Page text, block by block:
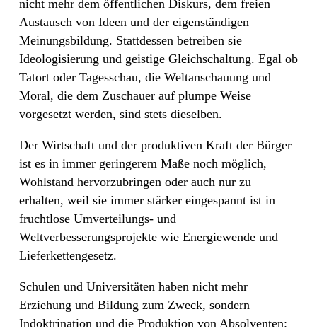
nicht mehr dem öffentlichen Diskurs, dem freien
Austausch von Ideen und der eigenständigen
Meinungsbildung. Stattdessen betreiben sie
Ideologisierung und geistige Gleichschaltung. Egal ob
Tatort oder Tagesschau, die Weltanschauung und
Moral, die dem Zuschauer auf plumpe Weise
vorgesetzt werden, sind stets dieselben.
Der Wirtschaft und der produktiven Kraft der Bürger
ist es in immer geringerem Maße noch möglich,
Wohlstand hervorzubringen oder auch nur zu
erhalten, weil sie immer stärker eingespannt ist in
fruchtlose Umverteilungs- und
Weltverbesserungsprojekte wie Energiewende und
Lieferkettengesetz.
Schulen und Universitäten haben nicht mehr
Erziehung und Bildung zum Zweck, sondern
Indoktrination und die Produktion von Absolventen: